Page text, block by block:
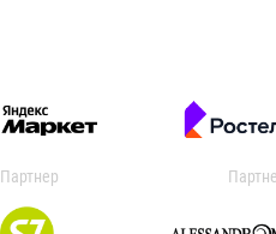
Партнер